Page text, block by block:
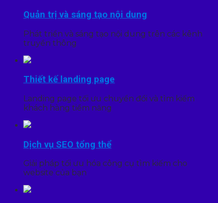
Quản trị và sáng tạo nội dung
Phát triển và sáng tạo nội dung trên các kênh
truyền thông
Thiết kế landing page
Landing page tối ưu chuyển đổi và tìm kiếm
khách hàng tiềm năng
Dịch vụ SEO tổng thể
Giải pháp tối ưu hóa công cụ tìm kiếm cho
website của bạn